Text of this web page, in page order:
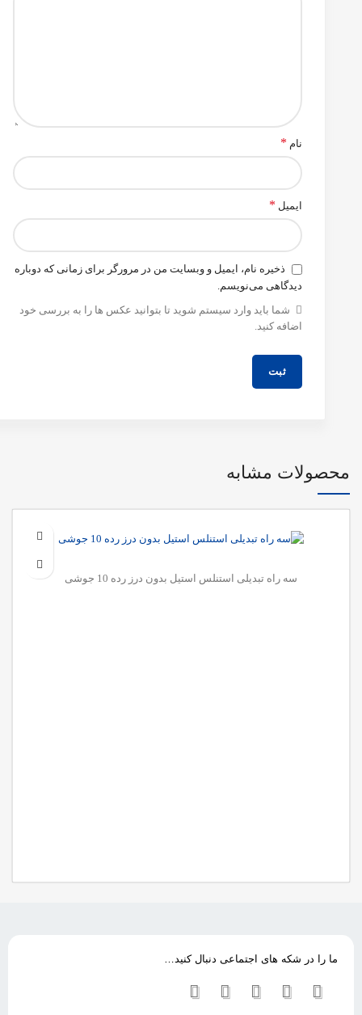
نام *
ایمیل *
ذخیره نام، ایمیل و وبسایت من در مرورگر برای زمانی که دوباره
دیدگاهی می‌نویسم.
شما باید وارد سیستم شوید تا بتوانید عکس ها را به بررسی خود
اضافه کنید.
محصولات مشابه
سه راه تبدیلی استنلس استیل بدون درز رده 10 جوشی
ما را در شکه های اجتماعی دنبال کنید…